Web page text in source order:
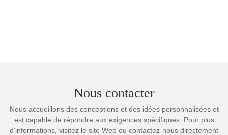
Nous contacter
Nous accueillons des conceptions et des idées personnalisées et
est capable de répondre aux exigences spécifiques. Pour plus
d'informations, visitez le site Web ou contactez-nous directement